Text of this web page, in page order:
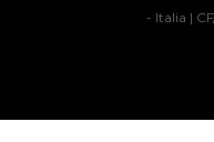
- Italia |